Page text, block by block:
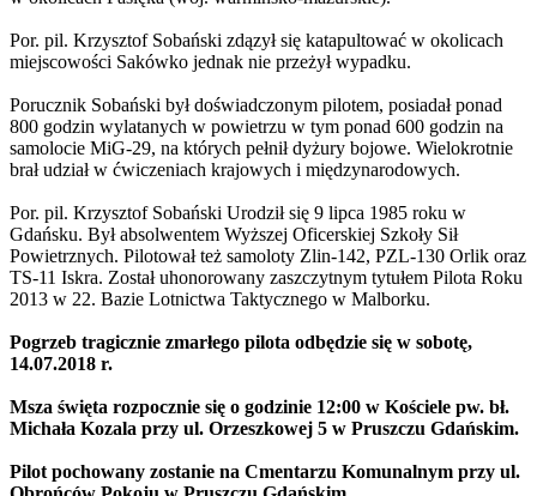
Por. pil. Krzysztof Sobański zdązył się katapultować w okolicach
miejscowości Sakówko jednak nie przeżył wypadku.
Porucznik Sobański był doświadczonym pilotem, posiadał ponad
800 godzin wylatanych w powietrzu w tym ponad 600 godzin na
samolocie MiG-29, na których pełnił dyżury bojowe. Wielokrotnie
brał udział w ćwiczeniach krajowych i międzynarodowych.
Por. pil. Krzysztof Sobański Urodził się 9 lipca 1985 roku w
Gdańsku. Był absolwentem Wyższej Oficerskiej Szkoły Sił
Powietrznych. Pilotował też samoloty Zlin-142, PZL-130 Orlik oraz
TS-11 Iskra. Został uhonorowany zaszczytnym tytułem Pilota Roku
2013 w 22. Bazie Lotnictwa Taktycznego w Malborku.
Pogrzeb tragicznie zmarłego pilota odbędzie się w sobotę,
14.07.2018 r.
Msza święta rozpocznie się o godzinie 12:00 w Kościele pw. bł.
Michała Kozala przy ul. Orzeszkowej 5 w Pruszczu Gdańskim.
Pilot pochowany zostanie na Cmentarzu Komunalnym przy ul.